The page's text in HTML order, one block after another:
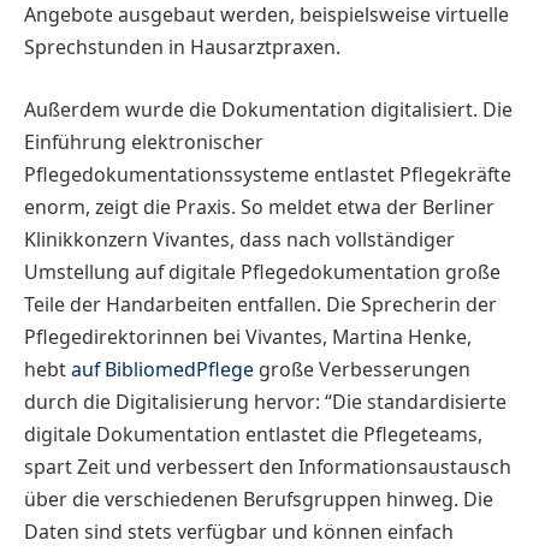
Angebote ausgebaut werden, beispielsweise virtuelle
Sprechstunden in Hausarztpraxen.
Außerdem wurde die Dokumentation digitalisiert. Die
Einführung elektronischer
Pflegedokumentationssysteme entlastet Pflegekräfte
enorm, zeigt die Praxis. So meldet etwa der Berliner
Klinikkonzern Vivantes, dass nach vollständiger
Umstellung auf digitale Pflegedokumentation große
Teile der Handarbeiten entfallen. Die Sprecherin der
Pflegedirektorinnen bei Vivantes, Martina Henke,
hebtauf BibliomedPflege große Verbesserungen
durch die Digitalisierung hervor: “Die standardisierte
digitale Dokumentation entlastet die Pflegeteams,
spart Zeit und verbessert den Informationsaustausch
über die verschiedenen Berufsgruppen hinweg. Die
Daten sind stets verfügbar und können einfach